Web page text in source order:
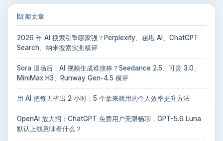
近期文章
2026 年 AI 搜索引擎哪家强？Perplexity、秘塔 AI、ChatGPT
Search、纳米搜索实测横评
Sora 退场后，AI 视频生成谁接棒？Seedance 2.5、可灵 3.0、
MiniMax H3、Runway Gen-4.5 横评
用 AI 把每天省出 2 小时：5 个拿来就用的个人效率提升方法
OpenAI 放大招：ChatGPT 免费用户无限畅聊，GPT-5.6 Luna
默认上线意味着什么？